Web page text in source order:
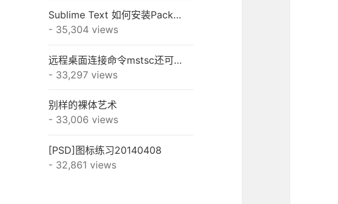
Sublime Text 如何安装Package Control和插件
- 35,304 views
远程桌面连接命令mstsc还可以这样用
- 33,297 views
别样的裸体艺术
- 33,006 views
[PSD]图标练习20140408
- 32,861 views